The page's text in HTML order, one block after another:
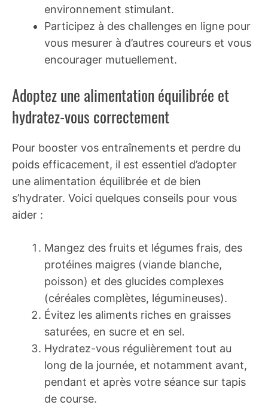
environnement stimulant.
Participez à des challenges en ligne pour
vous mesurer à d’autres coureurs et vous
encourager mutuellement.
Adoptez une alimentation équilibrée et
hydratez-vous correctement
Pour booster vos entraînements et perdre du
poids efficacement, il est essentiel d’adopter
une alimentation équilibrée et de bien
s’hydrater. Voici quelques conseils pour vous
aider :
Mangez des fruits et légumes frais, des
protéines maigres (viande blanche,
poisson) et des glucides complexes
(céréales complètes, légumineuses).
Évitez les aliments riches en graisses
saturées, en sucre et en sel.
Hydratez-vous régulièrement tout au
long de la journée, et notamment avant,
pendant et après votre séance sur tapis
de course.